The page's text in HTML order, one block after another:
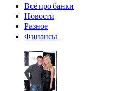
Всё про банки
Новости
Разное
Финансы